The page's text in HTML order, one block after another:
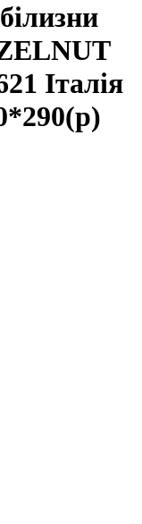
Італія